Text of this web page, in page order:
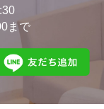
まで